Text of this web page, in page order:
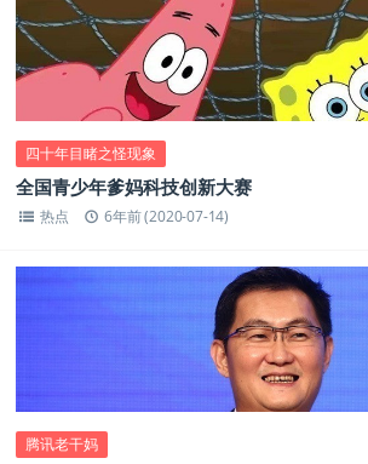
四十年目睹之怪现象
全国青少年爹妈科技创新大赛
热点 6年前 (2020-07-14)
腾讯老干妈